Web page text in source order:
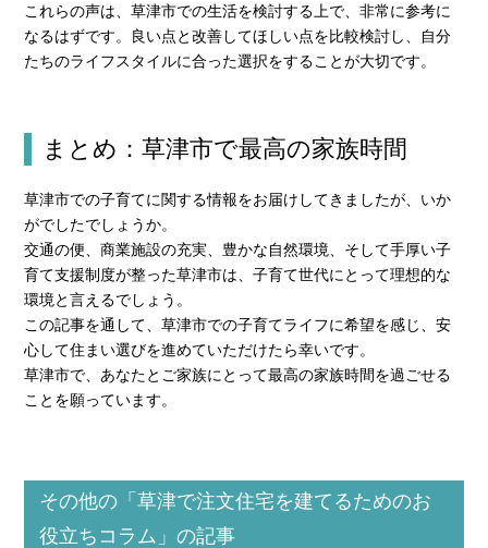
これらの声は、草津市での生活を検討する上で、非常に参考に
なるはずです。良い点と改善してほしい点を比較検討し、自分
たちのライフスタイルに合った選択をすることが大切です。
まとめ：草津市で最高の家族時間
草津市での子育てに関する情報をお届けしてきましたが、いか
がでしたでしょうか。
交通の便、商業施設の充実、豊かな自然環境、そして手厚い子
育て支援制度が整った草津市は、子育て世代にとって理想的な
環境と言えるでしょう。
この記事を通して、草津市での子育てライフに希望を感じ、安
心して住まい選びを進めていただけたら幸いです。
草津市で、あなたとご家族にとって最高の家族時間を過ごせる
ことを願っています。
その他の「草津で注文住宅を建てるためのお
役立ちコラム」の記事